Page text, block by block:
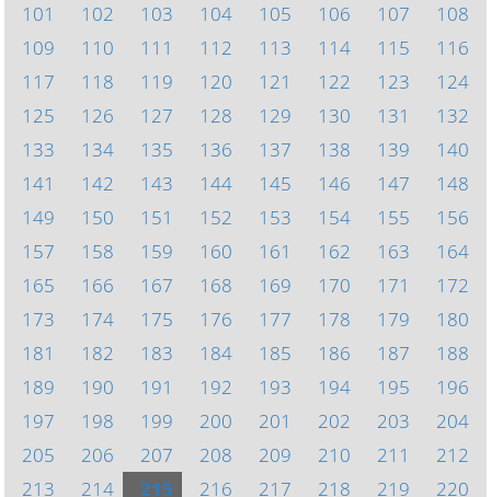
101
102 103 104 105 106 107
108
109
110 111 112 113 114 115
116
117
118 119 120 121 122 123
124
125
126 127 128 129 130 131
132
133
134 135 136 137 138 139
140
141
142 143 144 145 146 147
148
149
150 151 152 153 154 155
156
157
158 159 160 161 162 163
164
165
166 167 168 169 170 171
172
173
174 175 176 177 178 179
180
181
182 183 184 185 186 187
188
189
190 191 192 193 194 195
196
197
198 199 200 201 202 203
204
205
206 207 208 209 210 211
212
213
214 215 216 217 218 219
220